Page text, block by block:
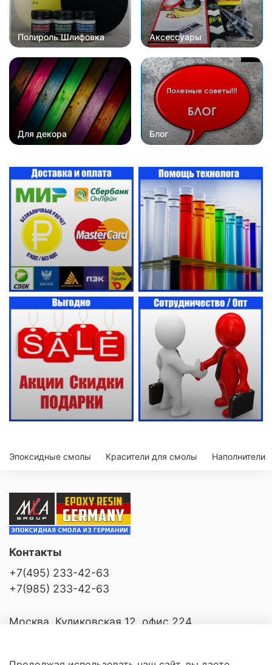
Полироль Шлифовка Аксессуары
Для декора Блог
Эпоксидные смолы Красители для смолы Наполнители
Контакты
+7(495) 233-42-63
+7(985) 233-42-63
Москва, Куликовская 12, офис 224